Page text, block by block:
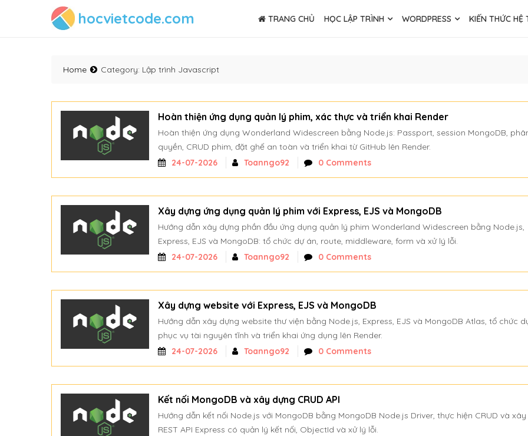
hocvietcode.com TRANG CHỦ HỌC LẬP TRÌNH WORDPRESS KIẾN THỨC HỆ
Home Category: Lập trình Javascript
Hoàn thiện ứng dụng quản lý phim, xác thực và triển khai Render
Hoàn thiện ứng dụng Wonderland Widescreen bằng Node.js: Passport, session MongoDB,
quyền, CRUD phim, đặt ghế an toàn và triển khai từ GitHub lên Render.
24-07-2026
Toanngo92 0 Comments
Xây dựng ứng dụng quản lý phim với Express, EJS và MongoDB
Hướng dẫn xây dựng phần đầu ứng dụng quản lý phim Wonderland Widescreen bằng Node.js,
Express, EJS và MongoDB: tổ chức dự án, route, middleware, form và xử lý lỗi.
24-07-2026
Toanngo92 0 Comments
Xây dựng website với Express, EJS và MongoDB
Hướng dẫn xây dựng website thư viện bằng Node.js, Express, EJS và MongoDB Atlas, tổ chức
phục vụ tài nguyên tĩnh và triển khai ứng dụng lên Render.
24-07-2026
Toanngo92 0 Comments
Kết nối MongoDB và xây dựng CRUD API
Hướng dẫn kết nối Node.js với MongoDB bằng MongoDB Node.js Driver, thực hiện CRUD và
REST API Express có quản lý kết nối, ObjectId và xử lý lỗi.